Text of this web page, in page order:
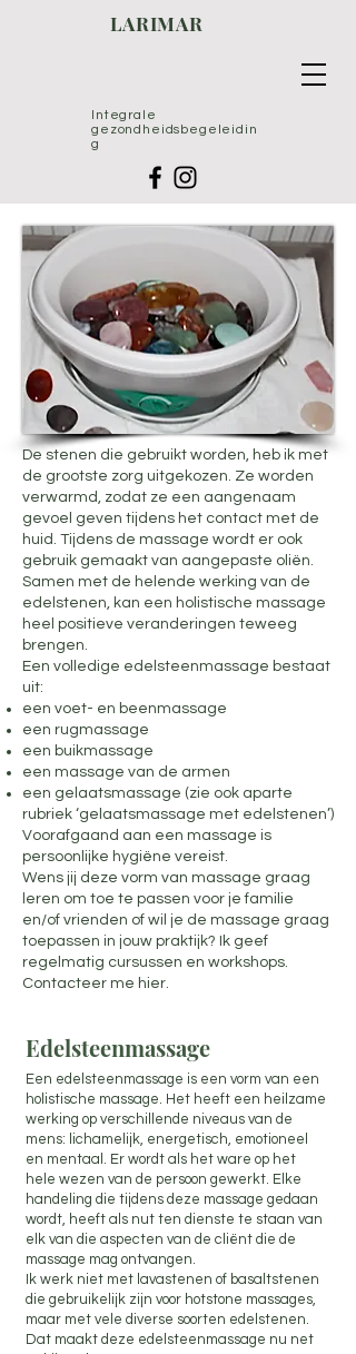
Integrale
gezondheidsbegeleidin
g
LARIMAR
De stenen die gebruikt worden, heb ik met
de grootste zorg uitgekozen. Ze worden
verwarmd, zodat ze een aangenaam
gevoel geven tijdens het contact met de
huid. Tijdens de massage wordt er ook
gebruik gemaakt van aangepaste oliën.
Samen met de helende werking van de
edelstenen, kan een holistische massage
heel positieve veranderingen teweeg
brengen.
Een volledige edelsteenmassage bestaat
uit:
een voet- en beenmassage
een rugmassage
een buikmassage
een massage van de armen
een gelaatsmassage (zie ook aparte
rubriek ‘gelaatsmassage met edelstenen’)
Voorafgaand aan een massage is
persoonlijke hygiëne vereist.
Wens jij deze vorm van massage graag
leren om toe te passen voor je familie
en/of vrienden of wil je de massage graag
toepassen in jouw praktijk? Ik geef
regelmatig cursussen en workshops.
Contacteer me hier.
Edelsteenmassage
Een edelsteenmassage is een vorm van een
holistische massage. Het heeft een heilzame
werking op verschillende niveaus van de
mens: lichamelijk, energetisch, emotioneel
en mentaal. Er wordt als het ware op het
hele wezen van de persoon gewerkt. Elke
handeling die tijdens deze massage gedaan
wordt, heeft als nut ten dienste te staan van
elk van die aspecten van de cliënt die de
massage mag ontvangen.
Ik werk niet met lavastenen of basaltstenen
die gebruikelijk zijn voor hotstone massages,
maar met vele diverse soorten edelstenen.
Dat maakt deze edelsteenmassage nu net